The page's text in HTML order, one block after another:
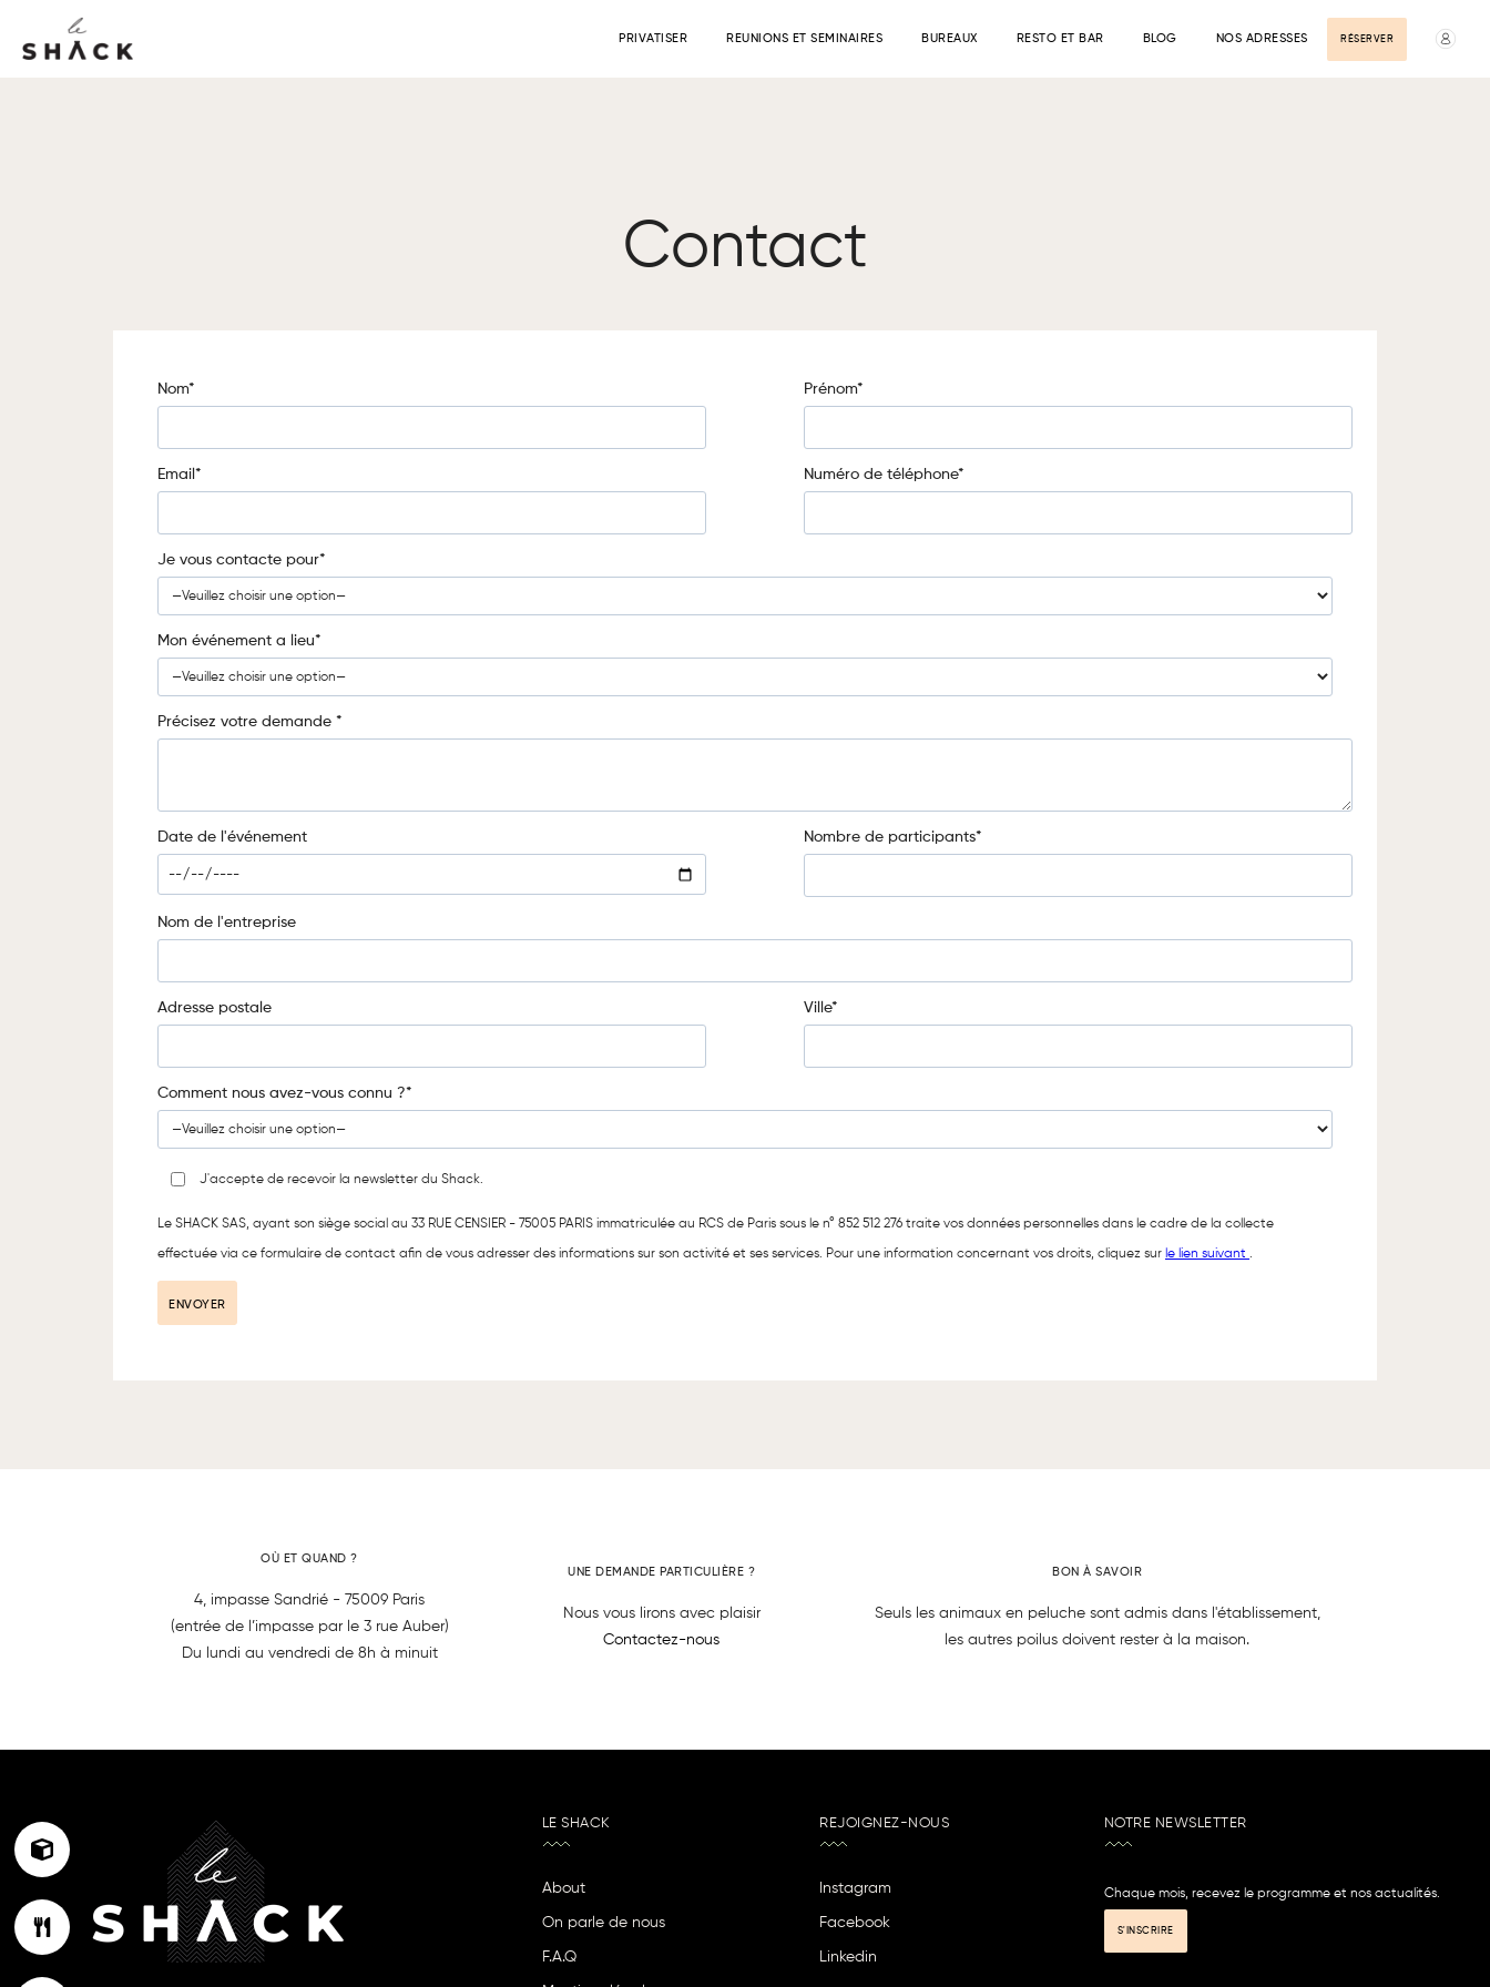
PRIVATISER REUNIONS ET SEMINAIRES BUREAUX RESTO ET BAR BLOG NOS ADRESSES RÉSERVER
Contact
Nom* Prénom*
Email* Numéro de téléphone*
Je vous contacte pour*
Mon événement a lieu*
Précisez votre demande *
Date de l'événement Nombre de participants*
Nom de l'entreprise
Adresse postale Ville*
Comment nous avez-vous connu ?*
J'accepte de recevoir la newsletter du Shack.
Le SHACK SAS, ayant son siège social au 33 RUE CENSIER - 75005 PARIS immatriculée au RCS de Paris sous le n° 852 512 276 traite vos données personnelles dans le cadre de la collecte
effectuée via ce formulaire de contact afin de vous adresser des informations sur son activité et ses services. Pour une information concernant vos droits, cliquez sur le lien suivant .
OÙ ET QUAND ?
4, impasse Sandrié - 75009 Paris
(entrée de l’impasse par le 3 rue Auber)
Du lundi au vendredi de 8h à minuit
UNE DEMANDE PARTICULIÈRE ?
Nous vous lirons avec plaisir
Contactez-nous
BON À SAVOIR
Seuls les animaux en peluche sont admis dans l'établissement,
les autres poilus doivent rester à la maison.
LE SHACK
About
On parle de nous
F.A.Q
REJOIGNEZ-NOUS
Instagram
Facebook
Linkedin
NOTRE NEWSLETTER
Chaque mois, recevez le programme et nos actualités.
S'INSCRIRE